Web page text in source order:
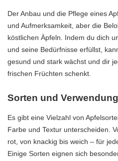
Der Anbau und die Pflege eines
und Aufmerksamkeit, aber die
köstlichen Äpfeln. Indem du dich
und seine Bedürfnisse erfüllst,
gesund und stark wächst und dir
frischen Früchten schenkt.
Sorten und
Es gibt eine Vielzahl von
Farbe und Textur unterscheiden.
rot, von knackig bis weich – für
Einige Sorten eignen sich